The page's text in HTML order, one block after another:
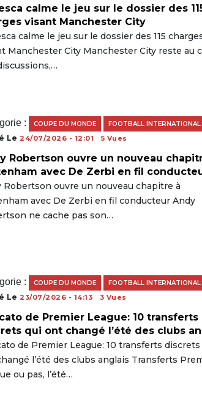
calme le jeu sur le dossier des
visant Manchester City
calme le jeu sur le dossier des 115
Manchester City Manchester City reste au
: COUPE DU MONDE FOOTBALL INTERNATIONAL
Le 24/07/2026 - 12:01 5 Vues
Robertson ouvre un nouveau
avec De Zerbi en fil
Robertson ouvre un nouveau chapitre à
avec De Zerbi en fil conducteur Andy
ne cache pas son…
: COUPE DU MONDE FOOTBALL INTERNATIONAL
Le 23/07/2026 - 14:13 3 Vues
de Premier League: 10 transferts
qui ont changé l’été des clubs
de Premier League: 10 transferts discrets
l’été des clubs anglais Transferts
ou pas, l’été…